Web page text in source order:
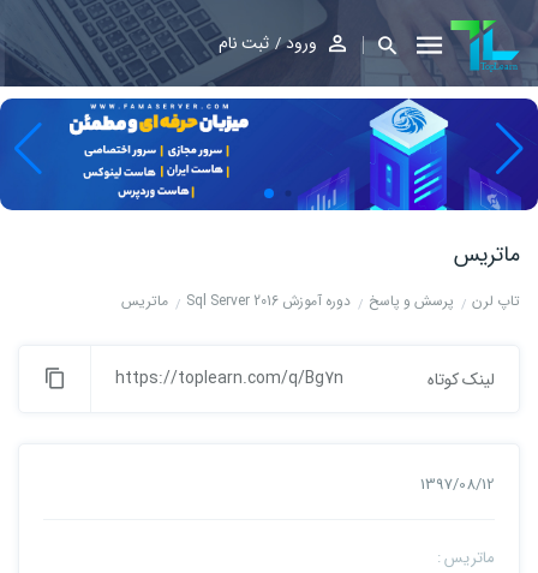
ورود ثبت نام
ماتریس
تاپ لرن پرسش و پاسخ دوره آموزش Sql Server 2016 ماتریس
لینک کوتاه https://toplearn.com/q/Bg7n
1397/08/12
ماتریس :